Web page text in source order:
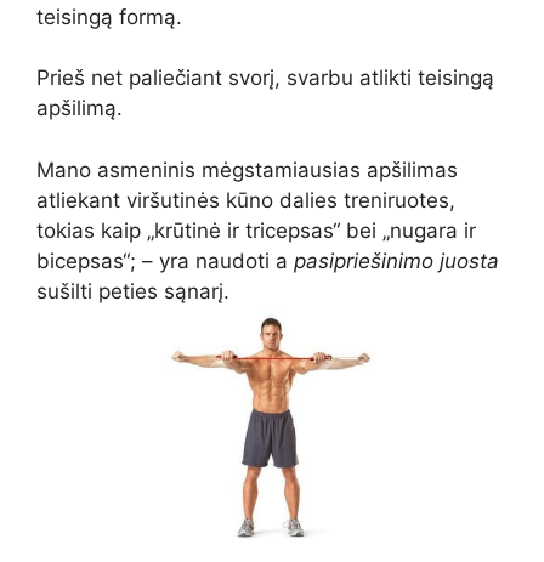
teisingą formą.
Prieš net paliečiant svorį, svarbu atlikti teisingą
apšilimą.
Mano asmeninis mėgstamiausias apšilimas
atliekant viršutinės kūno dalies treniruotes,
tokias kaip „krūtinė ir tricepsas“ bei „nugara ir
bicepsas“; – yra naudoti a pasipriešinimo juosta
sušilti peties sąnarį.